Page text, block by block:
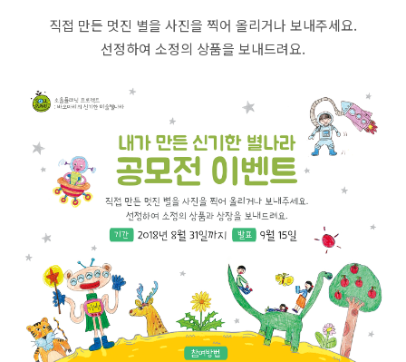
직접 만든 멋진 별을 사진을 찍어 올리거나 보내주세요.
선정하여 소정의 상품을 보내드려요.